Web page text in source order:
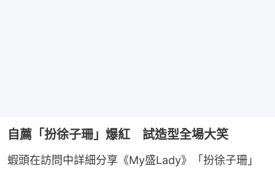
自薦「扮徐子珊」爆紅 試造型全場大笑
蝦頭在訪問中詳細分享《My盛Lady》「扮徐子珊」